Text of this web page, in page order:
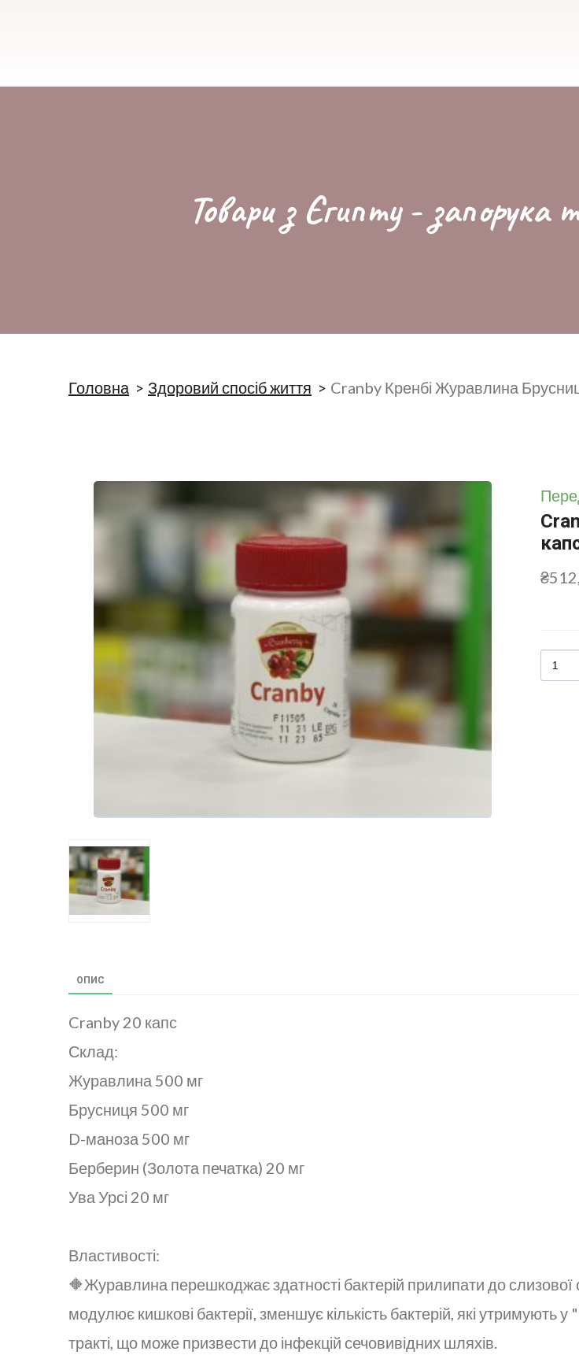
Товари з Єгипту - запорука
Головна Здоровий спосіб життя Cranby Кренбі Журавлина
ОПИС
Cranby 20 капс
Склад:
Журавлина 500 мг
Брусниця 500 мг
D-маноза 500 мг
Берберин (Золота печатка) 20 мг
Ува Урсі 20 мг
Властивості:
🔶Журавлина перешкоджає здатності бактерій прилипати до
модулює кишкові бактерії, зменшує кількість бактерій, які
тракті, що може призвести до інфекцій сечовивідних шляхів.